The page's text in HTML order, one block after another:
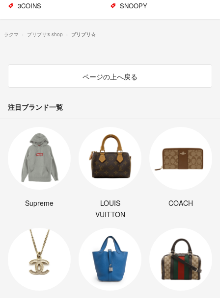
3COINS
SNOOPY
ラクマ プリプリ's shop プリプリ☆
ページの上へ戻る
注目ブランド一覧
Supreme
LOUIS
VUITTON
COACH